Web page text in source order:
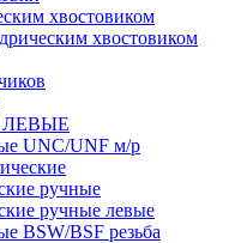
хвостовиком
хвостовиком
ЛЕВЫЕ
UNC/UNF м/р
ручные
ручные левые
BSW/BSF резьба